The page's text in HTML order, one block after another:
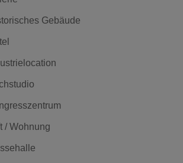
Gebäude
/ Wohnung